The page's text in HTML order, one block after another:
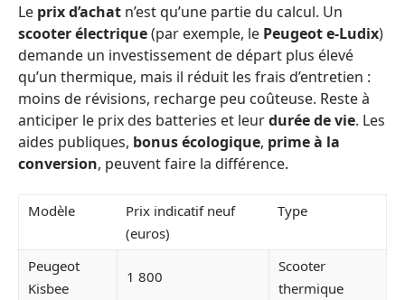
Le prix d’achat n’est qu’une partie du calcul. Un
scooter électrique(par exemple, le Peugeot e-Ludix)
demande un investissement de départ plus élevé
qu’un thermique, mais il réduit les frais d’entretien :
moins de révisions, recharge peu coûteuse. Reste à
anticiper le prix des batteries et leurdurée de vie. Les
aides publiques, bonus écologique, prime à la
conversion, peuvent faire la différence.
Modèle
Prix indicatif neuf
(euros)
Type
Peugeot
Kisbee
1 800
Scooter
thermique